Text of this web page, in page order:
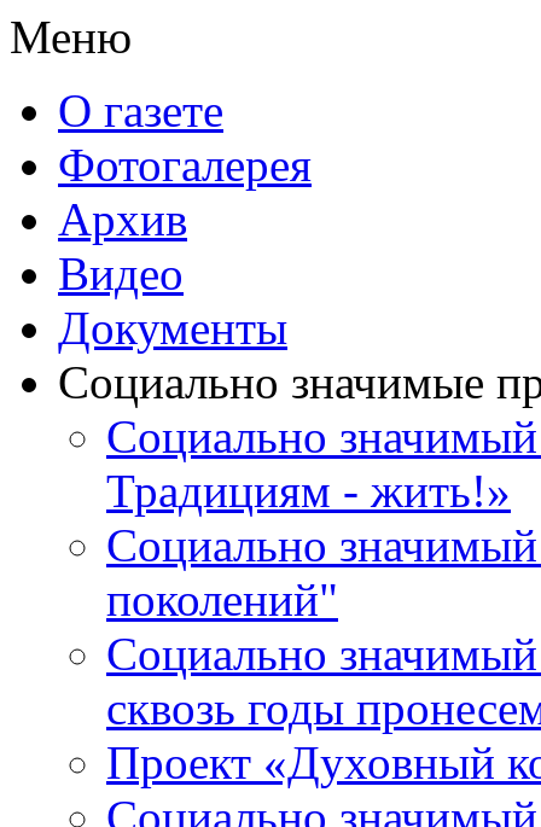
Меню
О газете
Фотогалерея
Архив
Видео
Документы
Социально значимые
Социально
Традициям - жить!»
Социально значимый
поколений"
Социально
сквозь годы
Проект «Духовный